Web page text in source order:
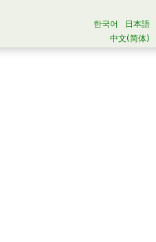
日本語
한국어
中文(简体)